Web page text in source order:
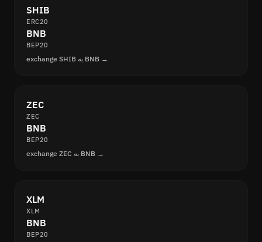
SHIB
ERC20
BNB
BEP20
exchange SHIB به BNB →
ZEC
ZEC
BNB
BEP20
exchange ZEC به BNB →
XLM
XLM
BNB
BEP20